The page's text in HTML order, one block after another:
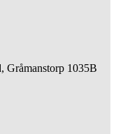
Gråmanstorp 1035B